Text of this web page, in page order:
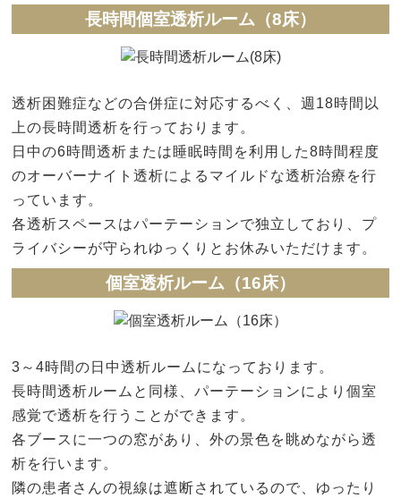
長時間個室透析ルーム（8床）
透析困難症などの合併症に対応するべく、週18時間以
上の長時間透析を行っております。
日中の6時間透析または睡眠時間を利用した8時間程度
のオーバーナイト透析によるマイルドな透析治療を行
っています。
各透析スペースはパーテーションで独立しており、プ
ライバシーが守られゆっくりとお休みいただけます。
個室透析ルーム（16床）
3～4時間の日中透析ルームになっております。
長時間透析ルームと同様、パーテーションにより個室
感覚で透析を行うことができます。
各ブースに一つの窓があり、外の景色を眺めながら透
析を行います。
隣の患者さんの視線は遮断されているので、ゆったり